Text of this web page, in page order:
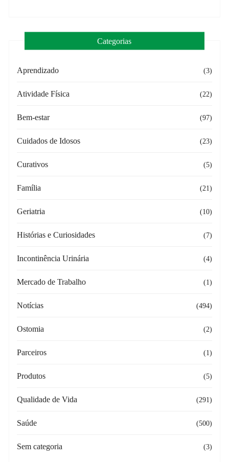
Categorias
Aprendizado (3)
Atividade Física (22)
Bem-estar (97)
Cuidados de Idosos (23)
Curativos (5)
Família (21)
Geriatria (10)
Histórias e Curiosidades (7)
Incontinência Urinária (4)
Mercado de Trabalho (1)
Notícias (494)
Ostomia (2)
Parceiros (1)
Produtos (5)
Qualidade de Vida (291)
Saúde (500)
Sem categoria (3)